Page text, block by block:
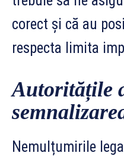
corect și că au
respecta limita
Autoritățile
Nemulțumirile